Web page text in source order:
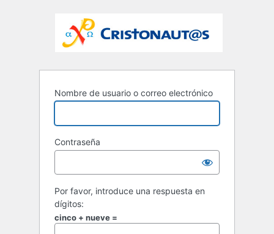
Nombre de usuario o correo electrónico
Contraseña
Por favor, introduce una respuesta en
dígitos:
cinco + nueve =